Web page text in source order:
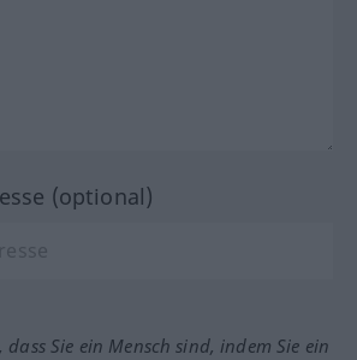
(optional)
Sie ein Mensch sind, indem Sie ein